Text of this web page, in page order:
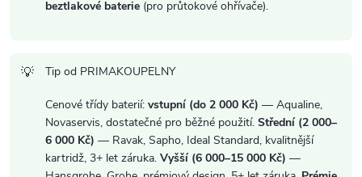
beztlakové baterie (pro průtokové ohřívače).
Tip od PRIMAKOUPELNY
Cenové třídy baterií: vstupní (do 2 000 Kč) — Aqualine,
Novaservis, dostatečné pro běžné použití. Střední (2 000–
6 000 Kč) — Ravak, Sapho, Ideal Standard, kvalitnější
kartridž, 3+ let záruka. Vyšší (6 000–15 000 Kč) —